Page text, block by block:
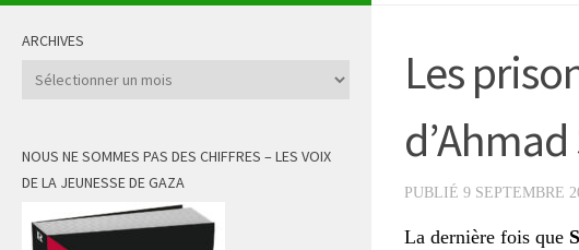
Les
PUBLIÉ 9 SEPTEMBRE
La dernière fois que
ARCHIVES
Archives
NOUS NE SOMMES PAS DES CHIFFRES – LES VOIX
DE LA JEUNESSE DE GAZA